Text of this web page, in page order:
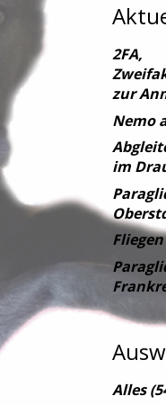
2FA,
zur
Nemo
im
Alles